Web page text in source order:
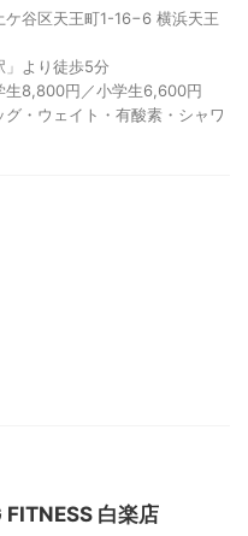
ケ谷区天王町1-16−6 横浜天王
」より徒歩5分
生8,800円／小学生6,600円
グ・ウェイト・有酸素・シャワ
白楽店